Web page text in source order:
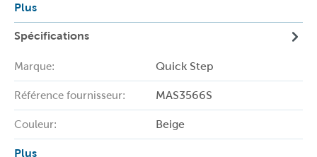
Plus
Spécifications
Marque: Quick Step
Référence fournisseur: MAS3566S
Couleur: Beige
Plus